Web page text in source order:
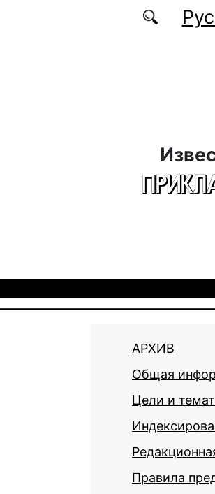
Перейти к основному содержанию
АРХИВ
Общая
Цели и
Правила